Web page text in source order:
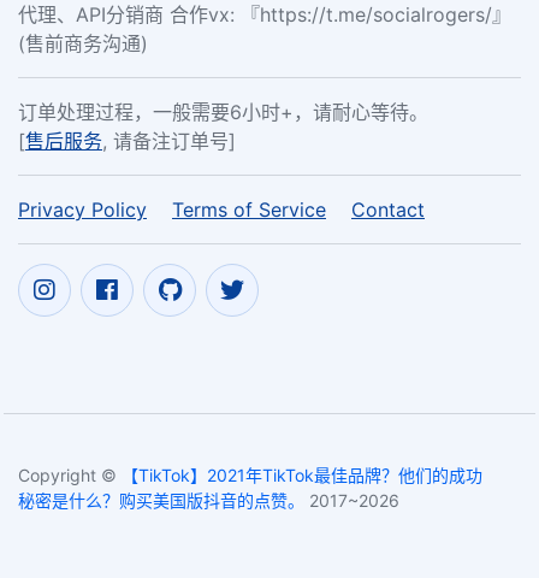
代理、API分销商 合作vx: 『https://t.me/socialrogers/』
(售前商务沟通)
订单处理过程，一般需要6小时+，请耐心等待。
[售后服务, 请备注订单号]
Privacy Policy Terms of Service Contact
Copyright ©
【TikTok】2021年TikTok最佳品牌？他们的成功
秘密是什么？购买美国版抖音的点赞。
2017~2026